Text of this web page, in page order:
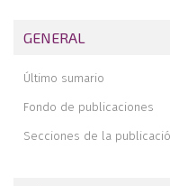
Revista de revistas
GENERAL
Último sumario
Fondo de publicaciones
Secciones de la